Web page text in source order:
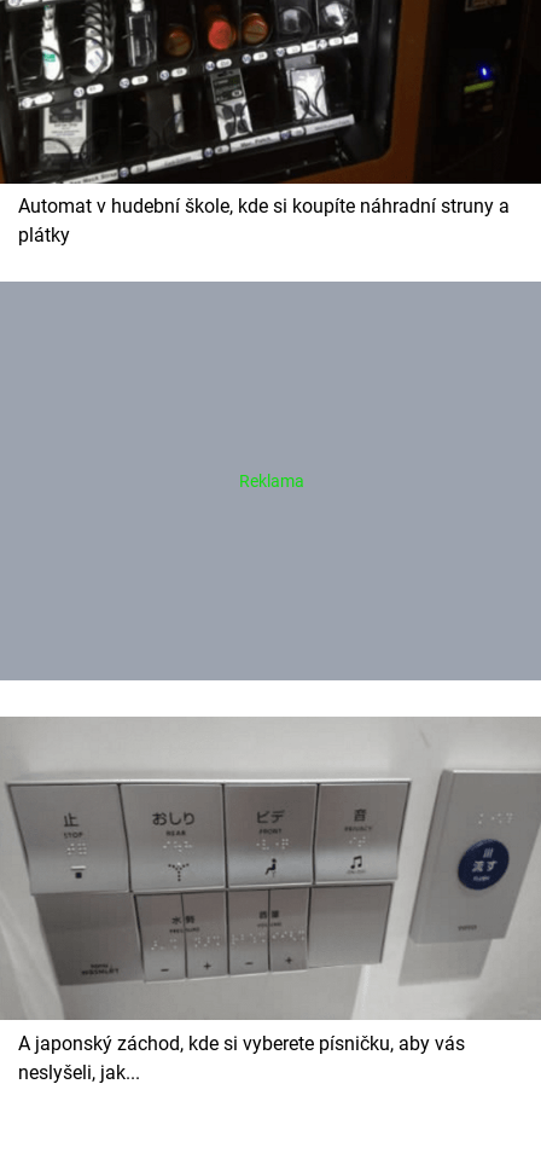
Automat v hudební škole, kde si koupíte náhradní struny a
plátky
A japonský záchod, kde si vyberete písničku, aby vás
neslyšeli, jak...